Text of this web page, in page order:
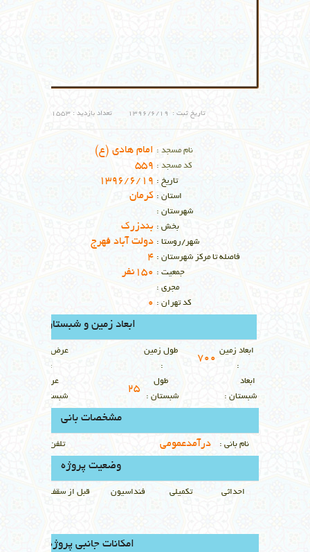
تاریخ ثبت : 1396/6/19 تعداد بازدید : 1553
نام مسجد : امام هادی (ع)
کد مسجد : 559
تاریخ : 1396/6/19
استان : كرمان
شهرستان :
بخش : بندزرک
شهر/روستا : دولت آباد فهرج
فاصله تا مركز شهرستان : 4
جمعيت : 150نفر
مجري :
كد تهران :
0
ابعاد زمین و شبستان
ابعاد زمين
700
طول زمين
عرض زمين
ابعاد
شبستان :
طول
شبستان :
عرض
شبستان :
مشخصات بانی
نام باني : درآمدعمومی تلفن باني :
وضعيت پروژه
احداثي تكميلي فنداسيون قبل از سقف
امکانات جانبی پروژه